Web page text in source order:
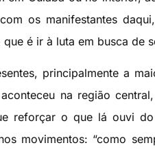
os manifestantes
é ir à luta em busca de
principalmente a
na região
reforçar o que lá ouvi
movimentos: “como